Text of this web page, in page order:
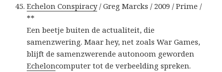
Echelon Conspiracy/ Greg Marcks / 2009 / Prime /
**
Een beetje buiten de actualiteit, die
samenzwering. Maar hey, net zoals War Games,
blijft de samenzwerende autonoom geworden
Echeloncomputer tot de verbeelding spreken.